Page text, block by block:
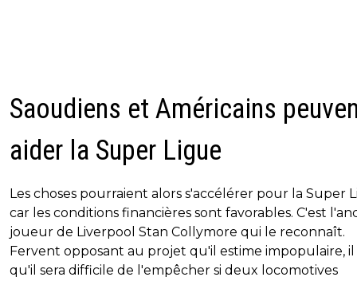
Saoudiens et Américains
aider la Super Ligue
Les choses pourraient alors s'accélérer pour la Super
car les conditions financières sont favorables. C'est
joueur de Liverpool Stan Collymore qui le reconnaît.
Fervent opposant au projet qu'il estime impopulaire,
qu'il sera difficile de l'empêcher si deux locomotives